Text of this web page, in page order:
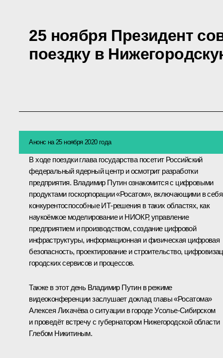
25 ноября Президент
поездку в
Анонс на 25 ноября 2020 года
В ходе поездки глава государства посетит Российский
федеральный ядерный центр и осмотрит разработки
предприятия. Владимир Путин ознакомится с цифровыми
продуктами госкорпорации «Росатом», включающими в себя
конкурентоспособные ИТ-решения в таких областях, как
наукоёмкое моделирование и НИОКР, управление
предприятием и производством, создание цифровой
инфраструктуры, информационная и физическая цифровая
безопасность, проектирование и строительство,
городских сервисов и процессов.
Также в этот день Владимир Путин в режиме
видеоконференции заслушает доклад главы «Росатома»
Алексея Лихачёвао ситуации в городе Усолье-Сибирском
и проведёт встречу с губернатором Нижегородской области
Глебом Никитиным.